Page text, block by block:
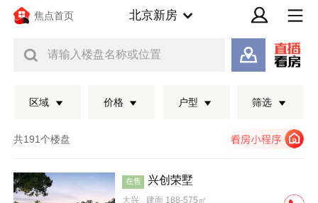
焦点首页 北京新房
请输入楼盘名称或位置
区域 价格 户型 筛选
共191个楼盘
在售 兴创荣墅
大兴 建面 188-575㎡